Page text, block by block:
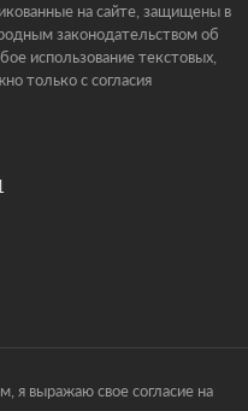
на сайте, защищены в
законодательством об
использование текстовых,
только с согласия
я выражаю свое согласие на